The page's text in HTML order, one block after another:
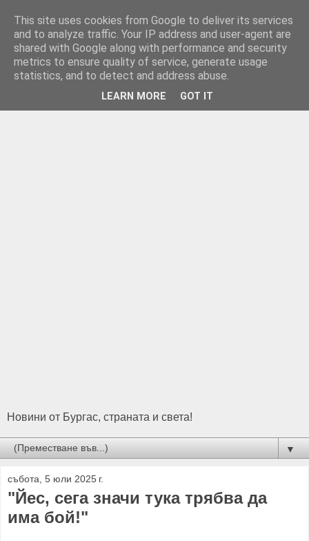
Новини от Бургас, страната и света!
▼
събота, 5 юли 2025 г.
"Йес, сега значи тука трябва да
има бой!"
This site uses cookies from Google to deliver its services
and to analyze traffic. Your IP address and user-agent are
shared with Google along with performance and security
metrics to ensure quality of service, generate usage
statistics, and to detect and address abuse.
LEARN MORE GOT IT